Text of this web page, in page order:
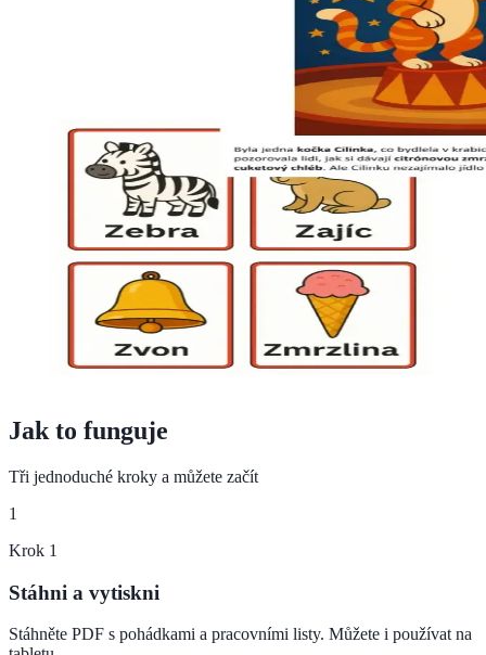
Jak to funguje
Tři jednoduché kroky a můžete začít
1
Krok 1
Stáhni a vytiskni
Stáhněte PDF s pohádkami a pracovními listy. Můžete i používat na